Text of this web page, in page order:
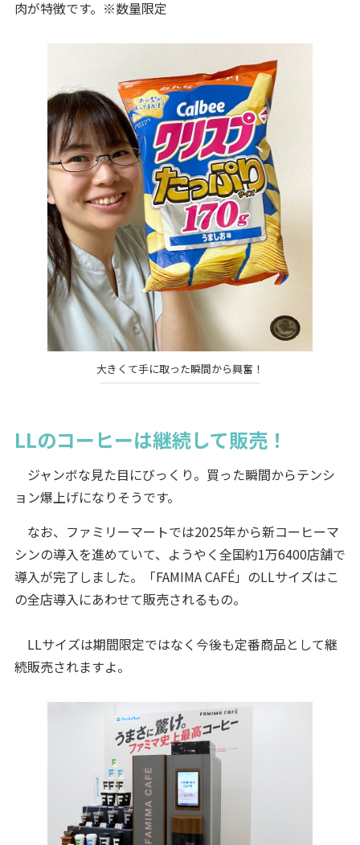
肉が特徴です。※数量限定
大きくて手に取った瞬間から興奮！
LLのコーヒーは継続して販売！
ジャンボな見た目にびっくり。買った瞬間からテンシ
ョン爆上げになりそうです。
なお、ファミリーマートでは2025年から新コーヒーマ
シンの導入を進めていて、ようやく全国約1万6400店舗で
導入が完了しました。「FAMIMA CAFÉ」のLLサイズはこ
の全店導入にあわせて販売されるもの。
LLサイズは期間限定ではなく今後も定番商品として継
続販売されますよ。